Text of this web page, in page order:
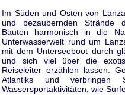
Im Süden und Osten von
und bezaubernden Strände
Bauten harmonisch in die
Unterwasserwelt rund um
mit dem Unterseeboot durch
und sich viel über die
Reiseleiter erzählen lassen.
Atlantiks und verbringen
Wassersportaktivitäten, wie